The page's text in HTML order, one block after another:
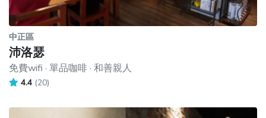
中正區
沛洛瑟
免費wifi · 單品咖啡 · 和善親人
4.4 (20)